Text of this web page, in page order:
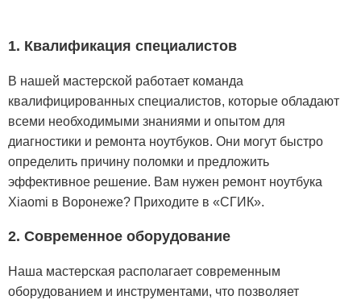
1. Квалификация специалистов
В нашей мастерской работает команда
квалифицированных специалистов, которые обладают
всеми необходимыми знаниями и опытом для
диагностики и ремонта ноутбуков. Они могут быстро
определить причину поломки и предложить
эффективное решение. Вам нужен ремонт ноутбука
Xiaomi в Воронеже? Приходите в «СГИК».
2. Современное оборудование
Наша мастерская располагает современным
оборудованием и инструментами, что позволяет